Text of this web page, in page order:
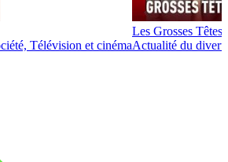
Télévision et cinéma
Les Grosses Têtes
Actualité du